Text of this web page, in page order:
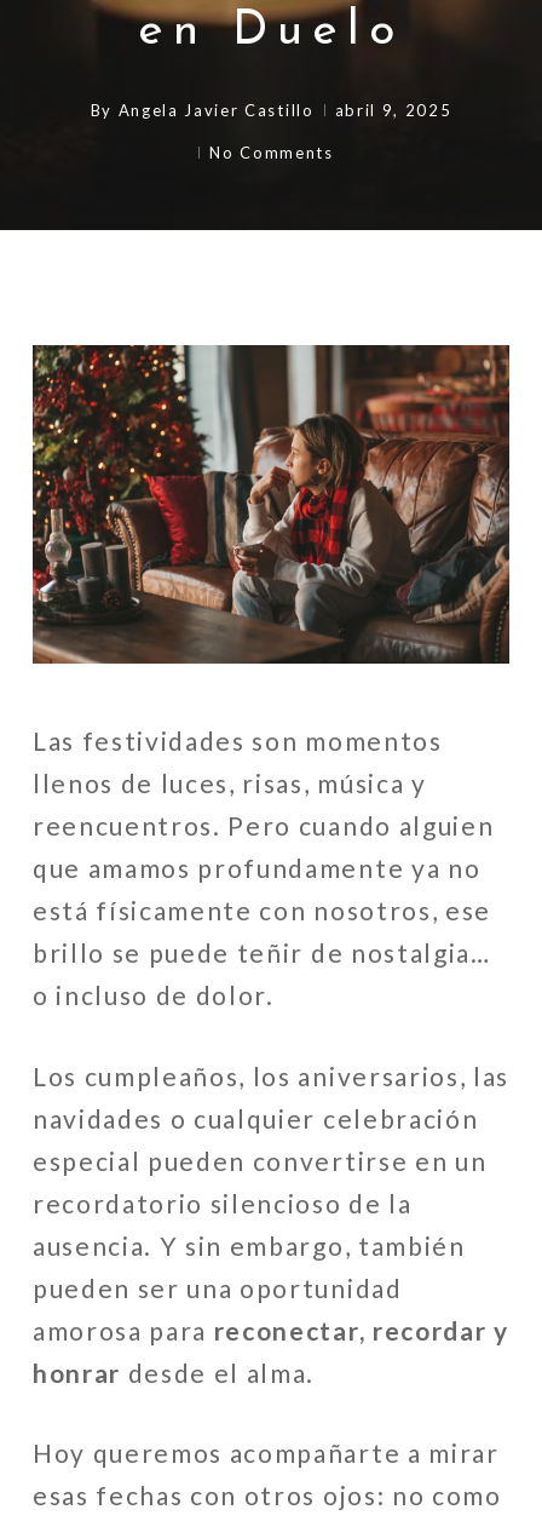
en Duelo
By Angela Javier Castillo abril 9, 2025
No Comments
Las festividades son momentos
llenos de luces, risas, música y
reencuentros. Pero cuando alguien
que amamos profundamente ya no
está físicamente con nosotros, ese
brillo se puede teñir de nostalgia…
o incluso de dolor.
Los cumpleaños, los aniversarios, las
navidades o cualquier celebración
especial pueden convertirse en un
recordatorio silencioso de la
ausencia. Y sin embargo, también
pueden ser una oportunidad
amorosa para reconectar, recordar y
honrar desde el alma.
Hoy queremos acompañarte a mirar
esas fechas con otros ojos: no como